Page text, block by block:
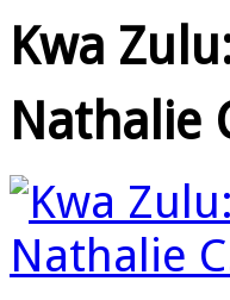
Kwa
Nathalie